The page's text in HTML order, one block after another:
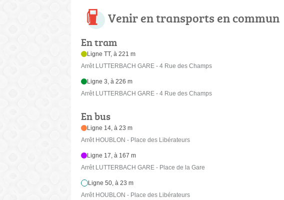
Venir en transports en commun
En tram
Ligne TT, à 221 m
Arrêt LUTTERBACH GARE - 4 Rue des Champs
Ligne 3, à 226 m
Arrêt LUTTERBACH GARE - 4 Rue des Champs
En bus
Ligne 14, à 23 m
Arrêt HOUBLON - Place des Libérateurs
Ligne 17, à 167 m
Arrêt LUTTERBACH GARE - Place de la Gare
Ligne 50, à 23 m
Arrêt HOUBLON - Place des Libérateurs